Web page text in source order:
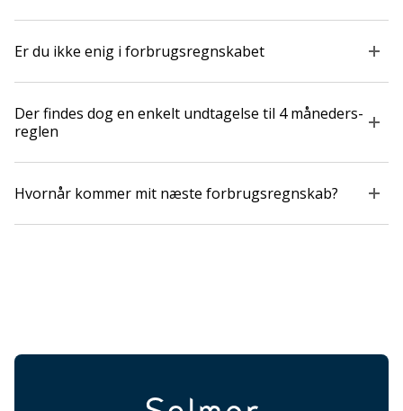
Er du ikke enig i forbrugsregnskabet
Der findes dog en enkelt undtagelse til 4 måneders-
reglen
Hvornår kommer mit næste forbrugsregnskab?